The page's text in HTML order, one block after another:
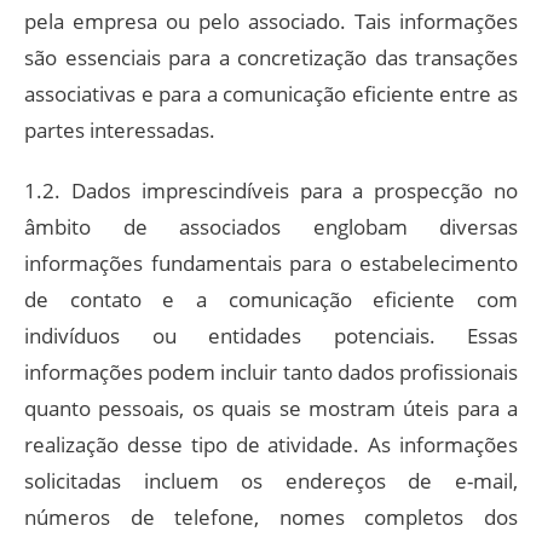
pela empresa ou pelo associado. Tais informações
são essenciais para a concretização das transações
associativas e para a comunicação eficiente entre as
partes interessadas.
1.2. Dados imprescindíveis para a prospecção no
âmbito de associados englobam diversas
informações fundamentais para o estabelecimento
de contato e a comunicação eficiente com
indivíduos ou entidades potenciais. Essas
informações podem incluir tanto dados profissionais
quanto pessoais, os quais se mostram úteis para a
realização desse tipo de atividade. As informações
solicitadas incluem os endereços de e-mail,
números de telefone, nomes completos dos